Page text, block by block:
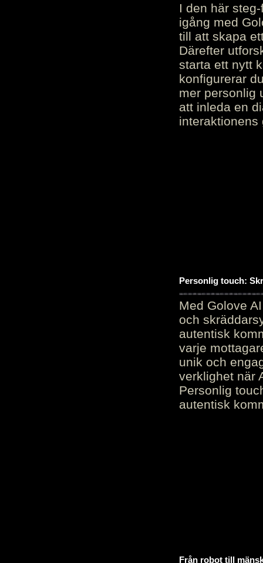
I den här
igång med
till att skapa
Därefter
starta ett nytt
konfigurerar
mer personlig
att inleda en
interaktionens
Personlig touch:
Med Golove
och
autentisk
varje
unik och
verklighet när
Personlig
autentisk
Från robot till